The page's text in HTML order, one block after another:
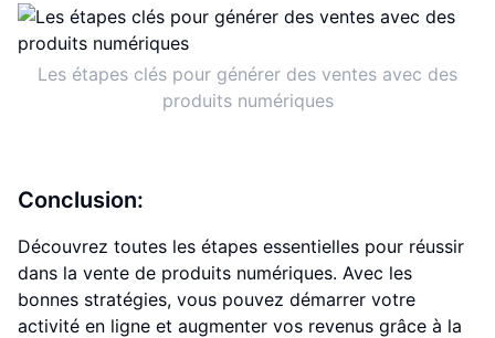
Les étapes clés pour générer des ventes avec des
produits numériques
Conclusion:
Découvrez toutes les étapes essentielles pour réussir
dans la vente de produits numériques. Avec les
bonnes stratégies, vous pouvez démarrer votre
activité en ligne et augmenter vos revenus grâce à la